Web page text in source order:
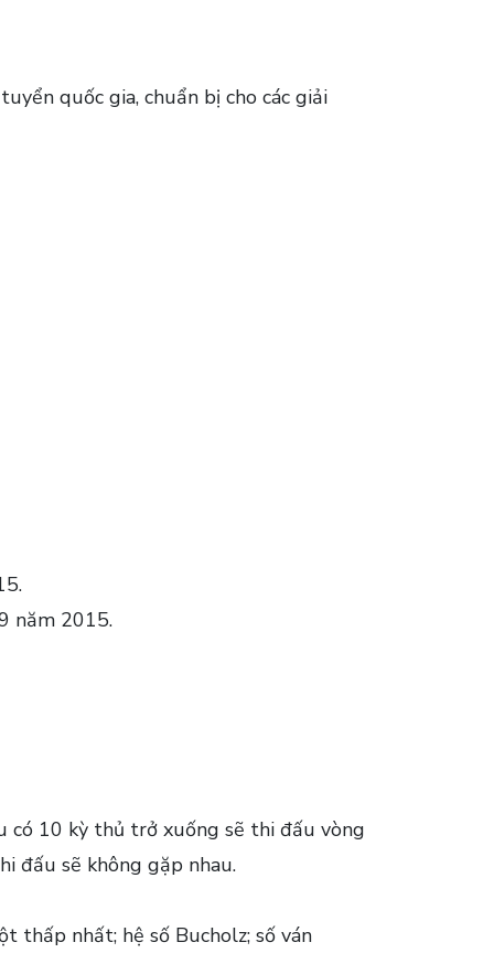
quốc gia, chuẩn bị cho các giải
năm 2015.
có 10 kỳ thủ trở xuống sẽ thi đấu vòng
đấu sẽ không gặp nhau.
thấp nhất; hệ số Bucholz; số ván